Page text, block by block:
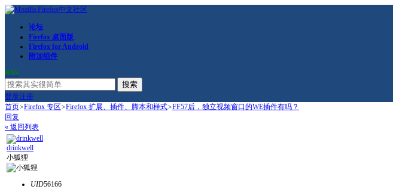
论坛
Firefox 桌面版
Firefox for Android
附加组件
RSS
搜索
登录注册
首页>Firefox 专区>Firefox 扩展、插件、脚本和样式>FF57后，独立视频窗口的WE插件有吗？
回复
« 返回列表
drinkwell
小狐狸
UID56166